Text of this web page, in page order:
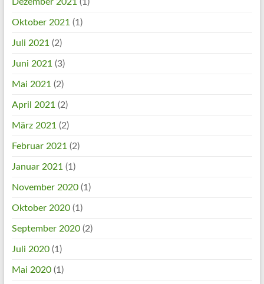
Oktober 2021 (1)
Juli 2021 (2)
Juni 2021 (3)
Mai 2021 (2)
April 2021 (2)
März 2021 (2)
Februar 2021 (2)
Januar 2021 (1)
November 2020(1)
Oktober 2020(1)
September 2020(2)
Juli 2020(1)
Mai 2020(1)